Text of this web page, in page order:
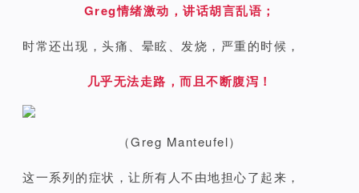
Greg情绪激动，讲话胡言乱语；
时常还出现， 头痛、晕眩、发烧，严重的时候，
几乎无法走路，而且不断腹泻！
（Greg Manteufel）
这一系列的症状，让所有人不由地担心了起来，